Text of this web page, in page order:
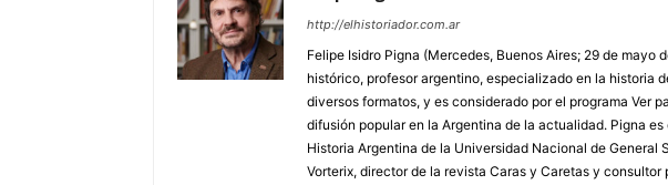
http://elhistoriador.com.ar
Felipe Isidro Pigna (Mercedes, Buenos Aires; 29 de mayo
histórico, profesor argentino, especializado en la historia
diversos formatos, y es considerado por el programa Ver
difusión popular en la Argentina de la actualidad. Pigna
Historia Argentina de la Universidad Nacional de General
Vorterix, director de la revista Caras y Caretas y